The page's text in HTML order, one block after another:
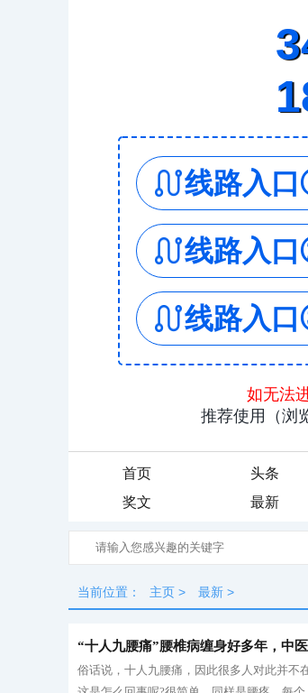
首页 头条
奖文
最新
当前位置： 主页 > 最新 >
“十人九腰痛”腰椎病缠身好多年，中
俗话说，十人九腰痛，因此很多人对此并不